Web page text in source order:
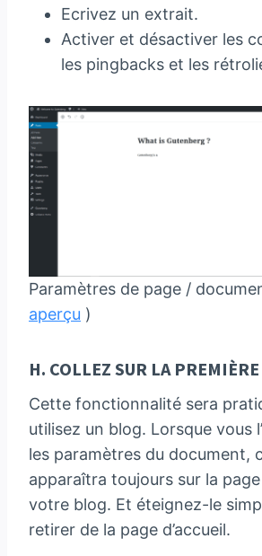
Ecrivez un extrait.
Activer et désactiver les
les pingbacks et les
Paramètres de page /
aperçu )
H. COLLEZ SUR LA PREMIÈRE
Cette fonctionnalité sera
utilisez un blog. Lorsque vous
les paramètres du document,
apparaîtra toujours sur la page
votre blog. Et éteignez-le
retirer de la page d’accueil.